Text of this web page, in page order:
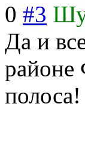
0 #3
Да и
районе
полоса!